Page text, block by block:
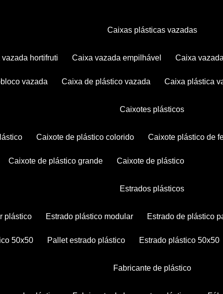
caixas plásticas vazadas
vazada hortifruti caixa vazada empilhável caixa
vazada caixa de plástico vazada caixa plástica
caixotes plásticos
caixote de plástico colorido caixote plástico de
caixote de plástico grande caixote de plástico
estrados plásticos
plástico estrado plástico modular estrado de plástico
50x50 pallet estrado plástico estrado plástico 50x50
fabricante de plástico